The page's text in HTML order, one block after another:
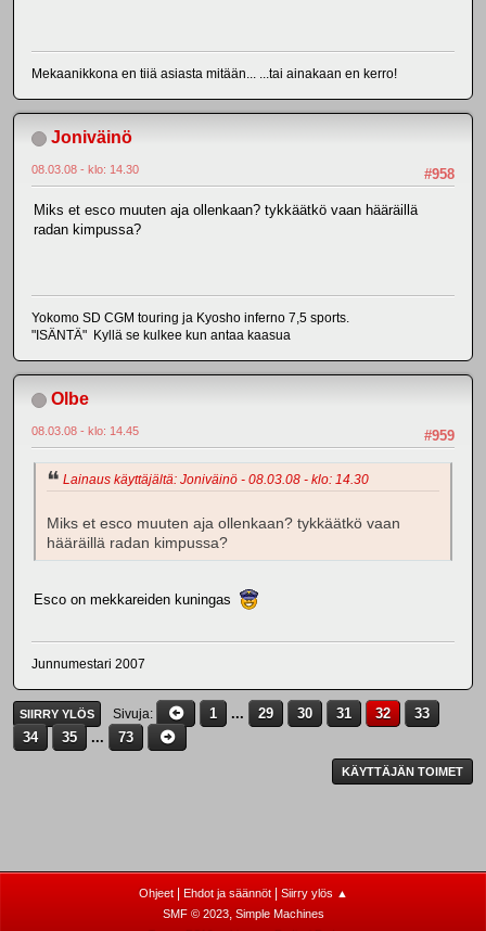
Mekaanikkona en tiiä asiasta mitään... ...tai ainakaan en kerro!
Joniväinö
#958
08.03.08 - klo: 14.30
Miks et esco muuten aja ollenkaan? tykkäätkö vaan hääräillä
radan kimpussa?
Yokomo SD CGM touring ja Kyosho inferno 7,5 sports.
"ISÄNTÄ" Kyllä se kulkee kun antaa kaasua
Olbe
#959
08.03.08 - klo: 14.45
Lainaus käyttäjältä: Joniväinö - 08.03.08 - klo: 14.30
Miks et esco muuten aja ollenkaan? tykkäätkö vaan
hääräillä radan kimpussa?
Esco on mekkareiden kuningas
Junnumestari 2007
SIIRRY YLÖS Sivuja 1 ... 29 30 31 32
33
34
35 ... 73
KÄYTTÄJÄN TOIMET
Ohjeet| Ehdot ja säännöt| Siirry ylös ▲
SMF © 2023, Simple Machines